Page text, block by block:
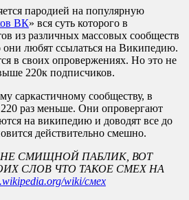
пародией на популярную
ВК» вся суть которого в
из различных массовых сообществ
они любят ссылаться на Википедию.
в своих опровержениях. Но это не
220к подписчиков.
саркастичному сообществу, в
раз меньше. Они опровергают
на википедию и доводят все до
действительно смешно.
НЕ СМИЩНОЙ ПАБЛИК, ВОТ
СЛОВ ЧТО ТАКОЕ СМЕХ НА
wiki/смех